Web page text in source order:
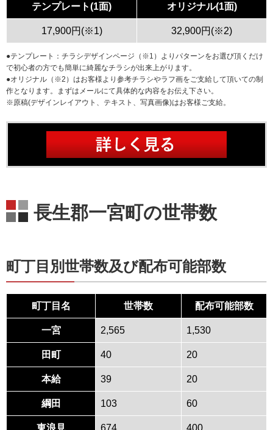
テンプレート(1面) オリジナル(1面)
17,900円(※1) 32,900円(※2)
●テンプレート：チラシデザインページ（※1）よりパターンをお選び頂くだけ
で初心者の方でも簡単に綺麗なチラシが出来上がります。
●オリジナル（※2）はお客様より参考チラシやラフ画をご支給して頂いての制
作となります。まずはメールにて具体的な内容をお伝え下さい。
※原稿(デザインレイアウト、テキスト、写真画像)はお客様ご支給。
長生郡一宮町の世帯数
町丁目別世帯数及び配布可能部数
町丁目名 世帯数 配布可能部数
一宮 2,565 1,530
田町 40 20
本給 39 20
綱田 103 60
東浪見 674 400